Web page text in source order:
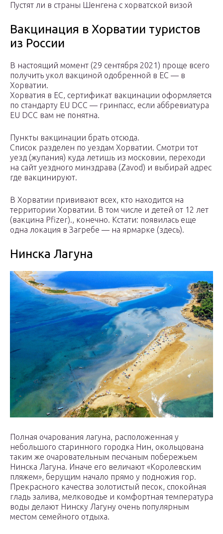
Пустят ли в страны Шенгена с хорватской визой
Вакцинация в Хорватии туристов
из России
В настоящий момент (29 сентября 2021) проще всего
получить укол вакциной одобренной в ЕС — в
Хорватии.
Хорватия в ЕС, сертификат вакцинации оформляется
по стандарту EU DCC — гринпасс, если аббревиатура
EU DCC вам не понятна.
Пункты вакцинации брать отсюда.
Список разделен по уездам Хорватии. Смотри тот
уезд (жупания) куда летишь из московии, переходи
на сайт уездного минздрава (Zavod) и выбирай адрес
где вакцинируют.
В Хорватии прививают всех, кто находится на
территории Хорватии. В том числе и детей от 12 лет
(вакцина Pfizer)., конечно. Кстати: появилась еще
одна локация в Загребе — на ярмарке (здесь).
Нинска Лагуна
Полная очарования лагуна, расположенная у
небольшого старинного городка Нин, окольцована
таким же очаровательным песчаным побережьем
Нинска Лагуна. Иначе его величают «Королевским
пляжем», берущим начало прямо у подножия гор.
Прекрасного качества золотистый песок, спокойная
гладь залива, мелководье и комфортная температура
воды делают Нинску Лагуну очень популярным
местом семейного отдыха.